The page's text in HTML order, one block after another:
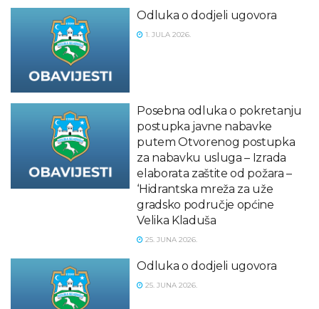
Odluka o dodjeli ugovora
1. JULA 2026.
Posebna odluka o pokretanju
postupka javne nabavke
putem Otvorenog postupka
za nabavku usluga – Izrada
elaborata zaštite od požara –
‘Hidrantska mreža za uže
gradsko područje općine
Velika Kladuša
25. JUNA 2026.
Odluka o dodjeli ugovora
25. JUNA 2026.